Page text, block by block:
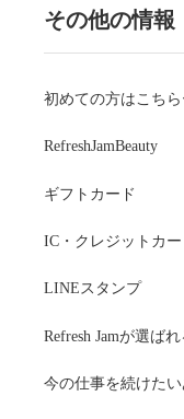
その他の情報
初めての方はこち
RefreshJamBeauty
ギフトカード
IC・クレジットカー
LINEスタンプ
Refresh Jamが選ばれ
今の仕事を続けた